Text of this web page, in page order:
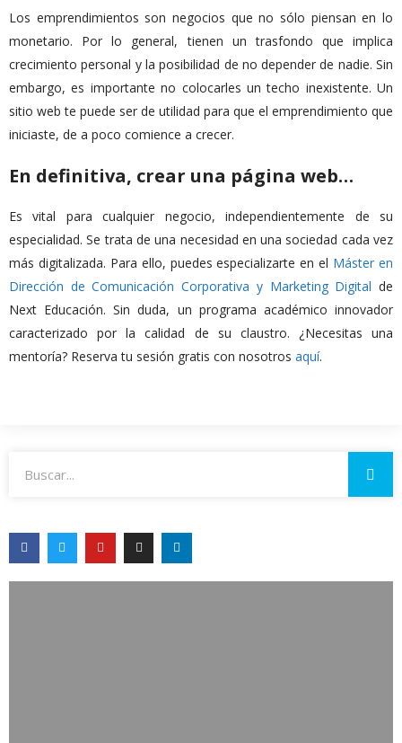
Los emprendimientos son negocios que no sólo piensan en lo
monetario. Por lo general, tienen un trasfondo que implica
crecimiento personal y la posibilidad de no depender de nadie. Sin
embargo, es importante no colocarles un techo inexistente. Un
sitio web te puede ser de utilidad para que el emprendimiento que
iniciaste, de a poco comience a crecer.
En definitiva, crear una página web…
Es vital para cualquier negocio, independientemente de su
especialidad. Se trata de una necesidad en una sociedad cada vez
más digitalizada. Para ello, puedes especializarte en el Máster en
Dirección de Comunicación Corporativa y Marketing Digital de
Next Educación. Sin duda, un programa académico innovador
caracterizado por la calidad de su claustro. ¿Necesitas una
mentoría? Reserva tu sesión gratis con nosotros aquí.